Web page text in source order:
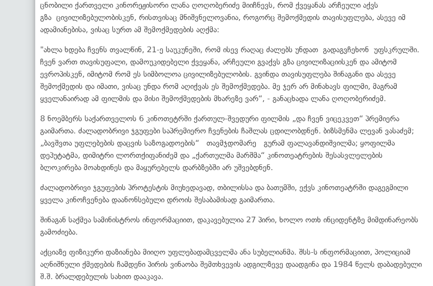
ცნობილი ქართველი კინორეჟისორი ლანა ღოღობერიძე მიიჩნევს, რომ ქვეყანას არჩეული აქვს
გზა ცივილიზებულობისკენ, რისთვისაც მნიშვნელოვანია, როგორც შემოქმედის თავისუფლება, ასევე იმ
ადამიანებისა, ვისაც სურთ ამ შემოქმედების აღქმა:
"ახლა ხდება ჩვენს თვალწინ, 21-ე საუკუნეში, რომ ისევ რაღაც ძალებს უნდათ გადაგვჩეხონ უფსკრულში.
ჩვენ ვართ თავისუფალი, დამოუკიდებელი ქვეყანა, არჩეული გვაქვს გზა ცივილიზაციისკენ და ამიტომ
ევროპისკენ, იმიტომ რომ ეს სიმბოლოა ცივილიზებულობის. გვინდა თავისუფლება შინაგანი და ასევე
შემოქმედის და იმათი, ვისაც უნდა რომ აღიქვას ეს შემოქმედება. მე ჯერ არ მინახავს ფილმი, მაგრამ
ყველანაირად ამ ფილმის და მისი შემოქმედების მხარეზე ვარ“, - განაცხადა ლანა ღოღობერიძემ.
8 ნოემბერს საქართველოს 6 კინოთეტრში ქართულ-შვედური ფილმის „და ჩვენ ვიცეკვეთ“ პრემიერა
გაიმართა. ძალადობრივი ჯგუფები საპრემიერო ჩვენების ჩაშლას ცდილობდნენ. ბიზსმენმა ლევან ვასაძემ;
„ბავშვთა უფლებების დაცვის საზოგადოების“ თავმჯდომარე გურამ ფალავანდიშვილმა; ყოფილმა
დეპუტატმა, დიმიტრი ლორთქიფანიძემ და „ქართულმა მარშმა“ კინოთეატრების შესასვლელების
ბლოკირება მოახდინეს და მაყურებელს დარბზებში არ უშვებდნენ.
ძალადობრივი ჯგუფების პროტესტის მიუხედავად, თბილისსა და ბათუმში, ექვს კინოთეატრში დაგეგმილ​ი
ყველა კინოჩვენება დაანონსებული დროის შესაბამისად გაიმართა.
შინაგან საქმეა სამინისტროს ინფორმაციით, დაკავებულია 27 პირი, ხოლო ოთხ ინციდენტზე მიმდინარეობს
გამოძიება.
აქციაზე ფიზიკური დაზიანება მიიღო უფლებადამცველმა ანა სუბელიანმა. შსს-ს ინფორმაციით, პოლიციამ
აღნიშნული ქმედების ჩამდენი პირის ვინაობა შემთხვევის ადგილზევე დაადგინა და 1984 წელს დაბადებული
შ.შ. ბრალდებულის სახით დააკავა.